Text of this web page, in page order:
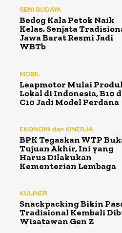
SENI BUDAYA
Bedog Kala Petok Naik
Kelas, Senjata
Jawa Barat Resmi Jadi
WBTb
MOBIL
Leapmotor Mulai
Lokal di Indonesia, B10
C10 Jadi Model Perdana
EKONOMI dan KINERJA
BPK Tegaskan WTP
Tujuan Akhir, Ini yang
Harus Dilakukan
Kementerian Lembaga
KULINER
Snackpacking Bikin
Tradisional Kembali
Wisatawan Gen Z